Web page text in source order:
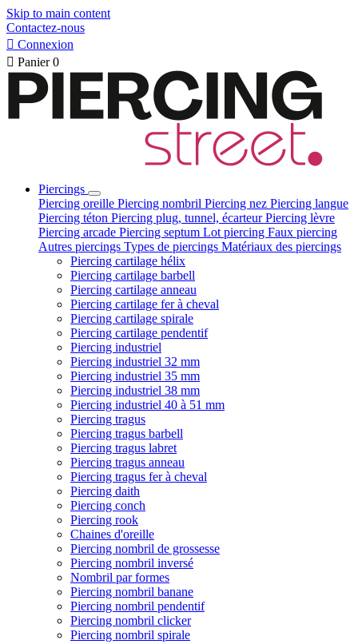
Skip to main content
Contactez-nous
 Connexion
 Panier 0
Piercings
Piercing oreille Piercing nombril Piercing nez Piercing langue
Piercing téton Piercing plug, tunnel, écarteurPiercing lèvre
Piercing arcade Piercing septum Lot piercing Faux piercing
Autres piercings Types de piercings Matériaux des piercings
Piercing cartilage hélix
Piercing cartilage barbell
Piercing cartilage anneau
Piercing cartilage fer à cheval
Piercing cartilage spirale
Piercing cartilage pendentif
Piercing industriel
Piercing industriel 32 mm
Piercing industriel 35 mm
Piercing industriel 38 mm
Piercing industriel 40 à 51 mm
Piercing tragus
Piercing tragus barbell
Piercing tragus labret
Piercing tragus anneau
Piercing tragus fer à cheval
Piercing daith
Piercing conch
Piercing rook
Chaines d'oreille
Piercing nombril de grossesse
Piercing nombril inversé
Nombril par formes
Piercing nombril banane
Piercing nombril pendentif
Piercing nombril clicker
Piercing nombril spirale